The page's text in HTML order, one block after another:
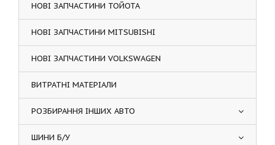
НОВІ ЗАПЧАСТИНИ ТОЙОТА
НОВІ ЗАПЧАСТИНИ MITSUBISHI
НОВІ ЗАПЧАСТИНИ VOLKSWAGEN
ВИТРАТНІ МАТЕРІАЛИ
РОЗБИРАННЯ ІНШИХ АВТО
ШИНИ Б/У